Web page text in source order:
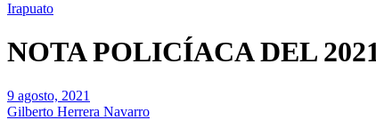
Irapuato
NOTA POLICÍACA DEL
9 agosto, 2021
Gilberto Herrera Navarro